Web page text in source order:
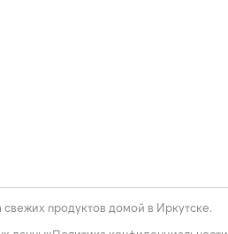
продуктов домой в Иркутске.